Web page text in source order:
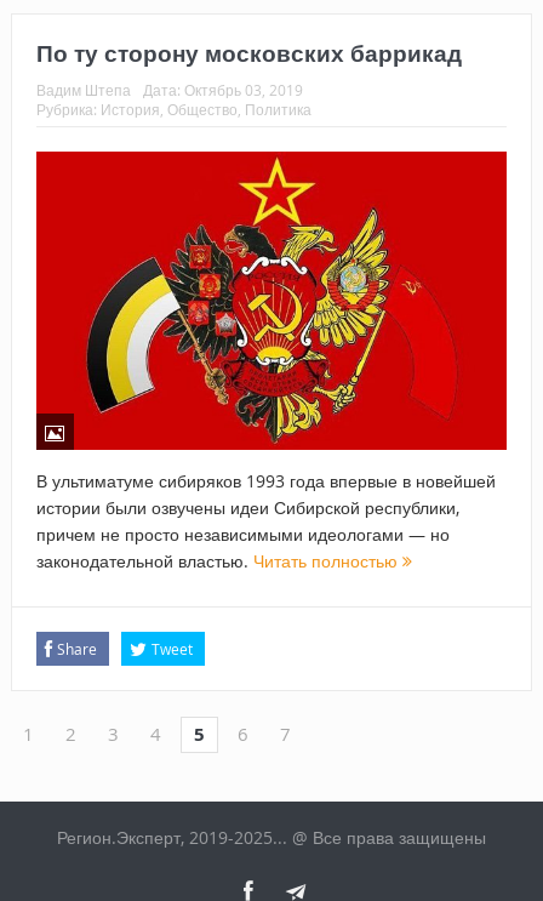
По ту сторону московских баррикад
Вадим Штепа Дата: Октябрь 03, 2019
Рубрика: История, Общество, Политика
В ультиматуме сибиряков 1993 года впервые в новейшей
истории были озвучены идеи Сибирской республики,
причем не просто независимыми идеологами — но
законодательной властью. Читать полностью
Share Tweet
1 2 3 4 5 6 7
Регион.Эксперт, 2019-2025... @ Все права защищены